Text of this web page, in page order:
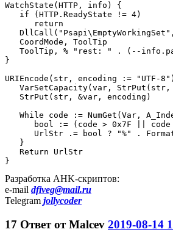
WatchState(HTTP, info) {
   if (HTTP.ReadyState != 4)
      return
   CoordMode, ToolTip
ToolTip, % "rest: " . (--
}
URIEncode(str, encoding := "UTF-
VarSetCapacity(var, StrPut(str,
   StrPut(str, &var, encoding)
While code := NumGet(Var,
bool := (code > 0x7F ||
UrlStr .= bool ? "%" .
   }
   Return UrlStr
}
Разработка AHK-скриптов:
e-mail dfiveg@mail.ru
Telegram jollycoder
17 Ответ отMalcev 2019-08-14